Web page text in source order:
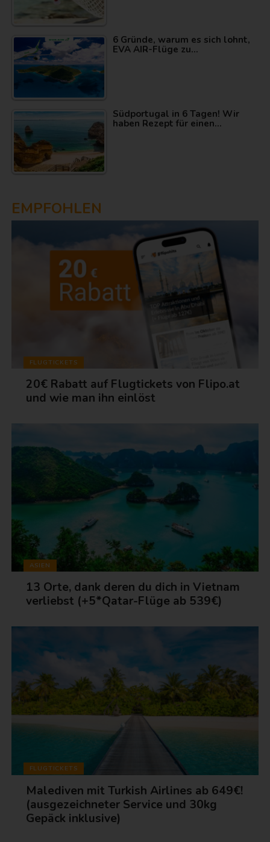
6 Gründe, warum es sich lohnt,
EVA AIR-Flüge zu…
Südportugal in 6 Tagen! Wir
haben Rezept für einen…
EMPFOHLEN
FLUGTICKETS
20€ Rabatt auf Flugtickets von Flipo.at
und wie man ihn einlöst
ASIEN
13 Orte, dank deren du dich in Vietnam
verliebst (+5*Qatar-Flüge ab 539€)
FLUGTICKETS
Malediven mit Turkish Airlines ab 649€!
(ausgezeichneter Service und 30kg
Gepäck inklusive)